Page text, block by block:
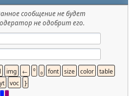
сообщение не будет
не одобрит его.